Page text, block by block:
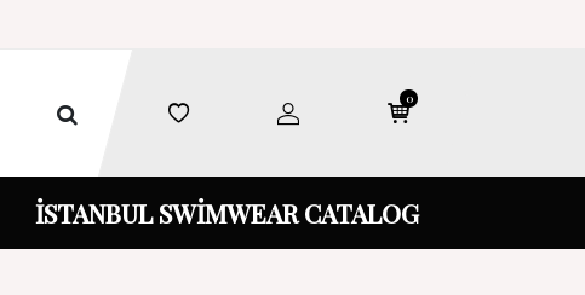
0
İSTANBUL SWİMWEAR CATALOG